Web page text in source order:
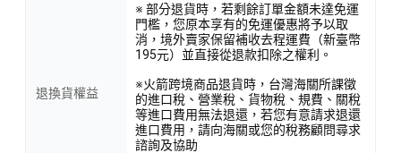
退換貨權益
※ 部分退貨時，若剩餘訂單金額未達免運
門檻，您原本享有的免運優惠將予以取
消，境外賣家保留補收去程運費（新臺幣
195元）並直接從退款扣除之權利。
※火箭跨境商品退貨時，台灣海關所課徵
的進口稅、營業稅、貨物稅、規費、關稅
等進口費用無法退還，若您有意請求退還
進口費用，請向海關或您的稅務顧問尋求
諮詢及協助